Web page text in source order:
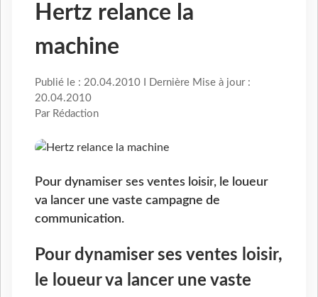
Hertz relance la
machine
Publié le : 20.04.2010 I Dernière Mise à jour :
20.04.2010
Par Rédaction
Pour dynamiser ses ventes loisir, le loueur
va lancer une vaste campagne de
communication.
Pour dynamiser ses ventes loisir,
le loueur va lancer une vaste